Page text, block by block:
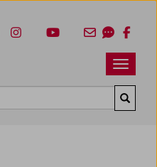
Navbar